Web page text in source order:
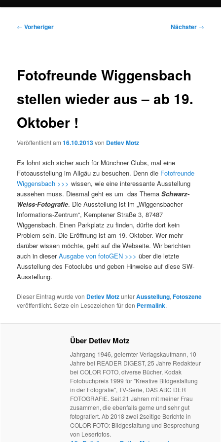
Beitragsnavigation
← Vorheriger Nächster →
Fotofreunde Wiggensbach
stellen wieder aus – ab 19.
Oktober !
Veröffentlicht am16.10.2013von Detlev Motz
Es lohnt sich sicher auch für Münchner Clubs, mal eine
Fotoausstellung im Allgäu zu besuchen. Denn die Fotofreunde
Wiggensbach >>> wissen, wie eine interessante Ausstellung
aussehen muss. Diesmal geht es um das ThemaSchwarz-
Weiss-Fotografie. Die Ausstellung ist im „Wiggensbacher
Informations-Zentrum“, Kemptener Straße 3, 87487
Wiggensbach. Einen Parkplatz zu finden, dürfte dort kein
Problem sein. Die Eröffnung ist am 19. Oktober. Wer mehr
darüber wissen möchte, geht auf die Webseite. Wir berichten
auch in dieserAusgabe von fotoGEN >>> über die letzte
Ausstellung des Fotoclubs und geben Hinweise auf diese SW-
Ausstellung.
Dieser Eintrag wurde von Detlev MotzunterAusstellung,Fotoszene
veröffentlicht. Setze ein Lesezeichen für den Permalink.
Über Detlev Motz
Jahrgang 1946, gelernter Verlagskaufmann, 10
Jahre bei READER DIGEST, 25 Jahre Redakteur
bei COLOR FOTO, diverse Bücher, Kodak
Fotobuchpreis 1999 für "Kreative Bildgestaltung
in der Fotografie", TV-Serie, DAS ABC DER
FOTOGRAFIE. Seit 21 Jahren mit meiner Frau
zusammen, die ebenfalls gerne und sehr gut
fotografiert. Ab 2018 zwei 2seitige Berichte in
COLOR FOTO: Bildgestaltung und Besprechung
von Leserfotos.